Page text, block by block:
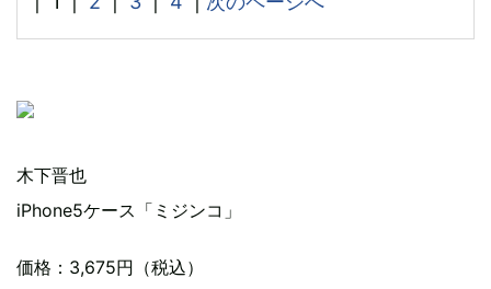
木下晋也
iPhone5ケース「ミジンコ」
価格：3,675円（税込）